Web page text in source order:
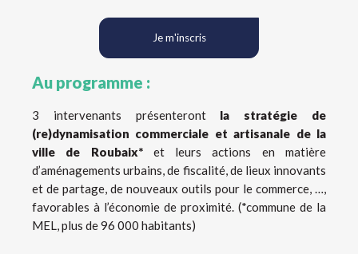
Je m'inscris
Au programme :
3 intervenants présenteront la stratégie de
(re)dynamisation commerciale et artisanale de la
ville de Roubaix*et leurs actions en matière
d’aménagements urbains, de fiscalité, de lieux innovants
et de partage, de nouveaux outils pour le commerce, …,
favorables à l’économie de proximité. (*commune de la
MEL, plus de 96 000 habitants)